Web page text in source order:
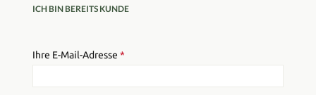
ICH BIN BEREITS KUNDE
Ihre E-Mail-Adresse *